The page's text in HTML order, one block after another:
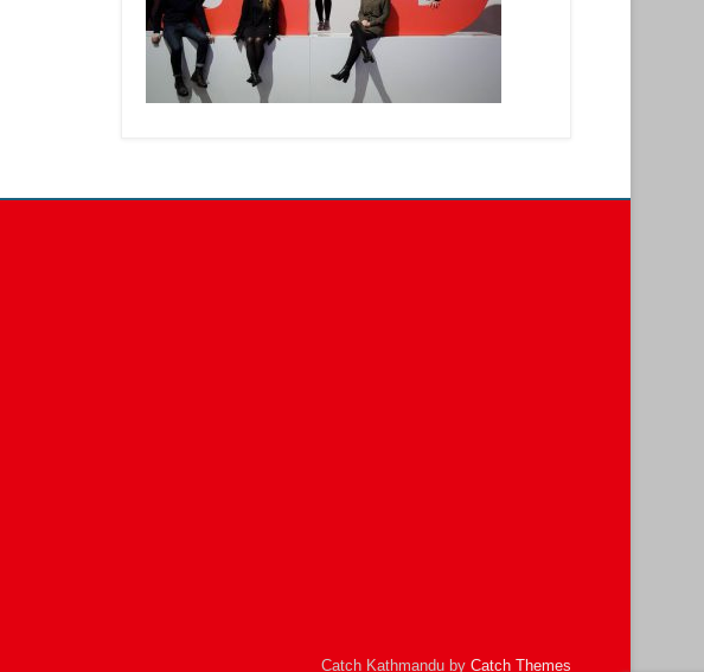
Catch Kathmandu by Catch Themes